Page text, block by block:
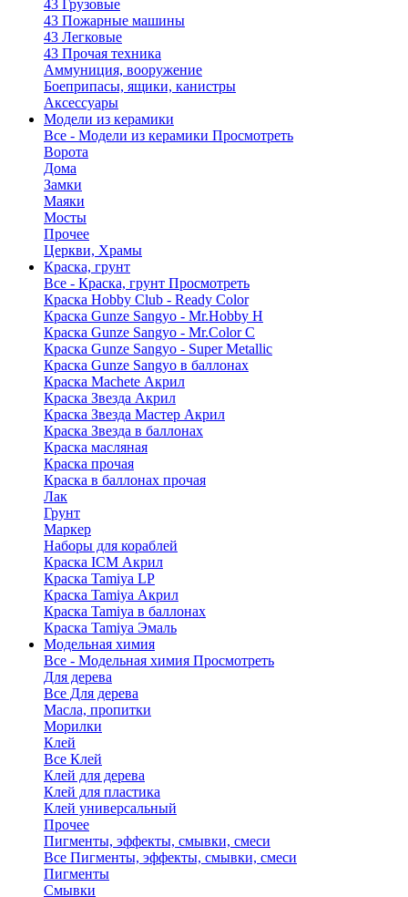
43 Грузовые
43 Пожарные машины
43 Легковые
43 Прочая техника
Аммуниция, вооружение
Боеприпасы, ящики, канистры
Аксессуары
Модели из керамики
Все - Модели из керамики Просмотреть
Ворота
Дома
Замки
Маяки
Мосты
Прочее
Церкви, Храмы
Краска, грунт
Все - Краска, грунт Просмотреть
Краска Hobby Club - Ready Color
Краска Gunze Sangyo - Mr.Hobby H
Краска Gunze Sangyo - Mr.Color C
Краска Gunze Sangyo - Super Metallic
Краска Gunze Sangyo в баллонах
Краска Machete Акрил
Краска Звезда Акрил
Краска Звезда Мастер Акрил
Краска Звезда в баллонах
Краска масляная
Краска прочая
Краска в баллонах прочая
Лак
Грунт
Маркер
Наборы для кораблей
Краска ICM Акрил
Краска Tamiya LP
Краска Tamiya Акрил
Краска Tamiya в баллонах
Краска Tamiya Эмаль
Модельная химия
Все - Модельная химия Просмотреть
Для дерева
Все Для дерева
Масла, пропитки
Морилки
Клей
Все Клей
Клей для дерева
Клей для пластика
Клей универсальный
Прочее
Пигменты, эффекты, смывки, смеси
Все Пигменты, эффекты, смывки, смеси
Пигменты
Смывки